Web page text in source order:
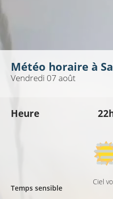
Météo horaire à
Vendredi 07 août
Heure
Temps sensible
Ciel